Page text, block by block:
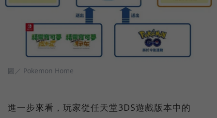
圖／ Pokemon Home
進一步來看，玩家從任天堂3DS遊戲版本中的